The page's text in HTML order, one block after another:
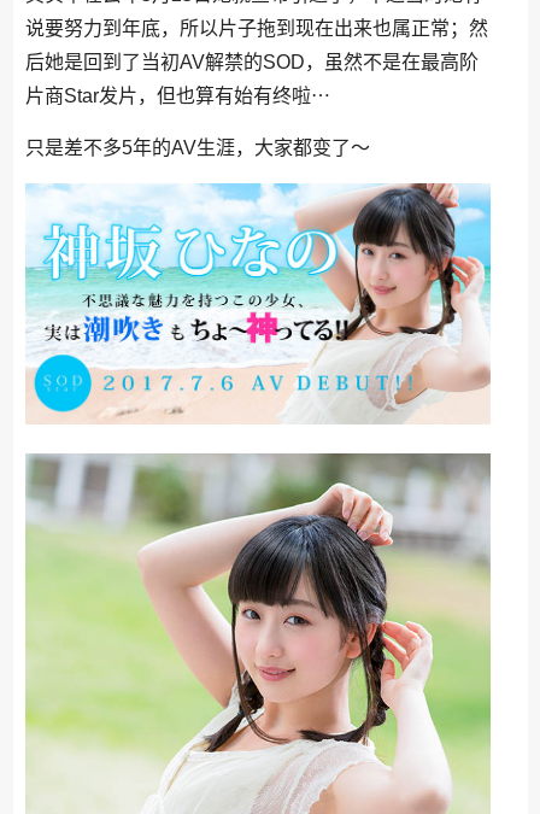
说要努力到年底，所以片子拖到现在出来也属正常；然
后她是回到了当初AV解禁的SOD，虽然不是在最高阶
片商Star发片，但也算有始有终啦⋯
只是差不多5年的AV生涯，大家都变了〜